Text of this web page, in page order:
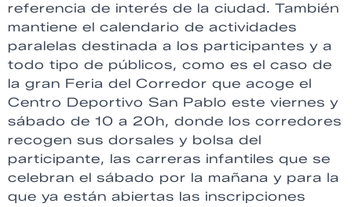
referencia de interés de la ciudad. También
mantiene el calendario de actividades
paralelas destinada a los participantes y a
todo tipo de públicos, como es el caso de
la gran Feria del Corredor que acoge el
Centro Deportivo San Pablo este viernes y
sábado de 10 a 20h, donde los corredores
recogen sus dorsales y bolsa del
participante, las carreras infantiles que se
celebran el sábado por la mañana y para la
que ya están abiertas las inscripciones